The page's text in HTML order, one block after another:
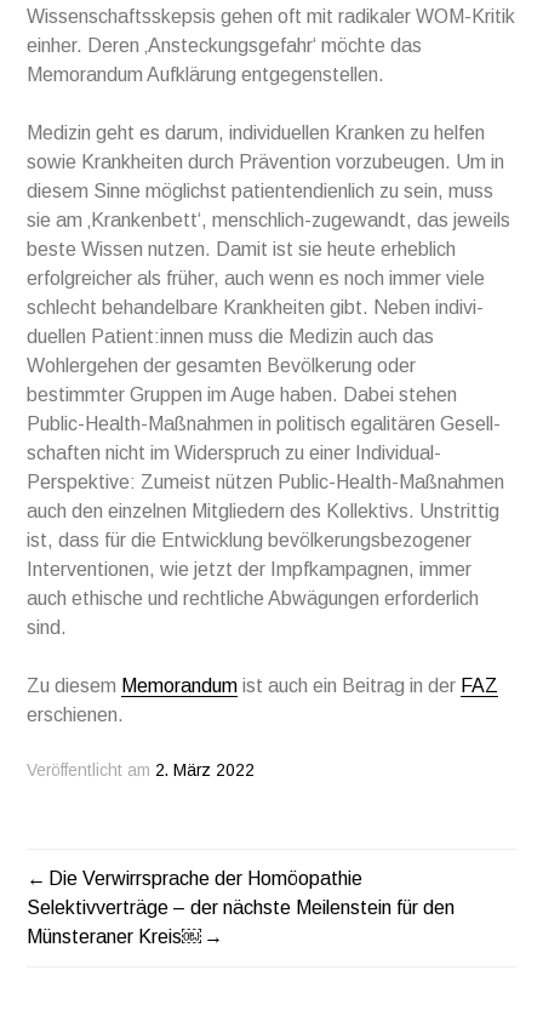
Wissenschaftsskepsis gehen oft mit radikaler WOM-Kritik
einher. Deren ‚Ansteckungs­gefahr‘ möchte das
Memorandum Aufklärung entgegen­stellen.
Medizin geht es darum, individuellen Kranken zu helfen
sowie Krank­heiten durch Prä­ven­tion vorzu­beugen. Um in
diesem Sinne möglichst patienten­dienlich zu sein, muss
sie am ‚Kranken­bett‘, menschlich-zugewandt, das jeweils
beste Wissen nutzen. Damit ist sie heute erheblich
erfolgreicher als früher, auch wenn es noch immer viele
schlecht behandelbare Krankheiten gibt. Neben indivi­
duellen Patient:innen muss die Medizin auch das
Wohlergehen der gesamten Bevöl­kerung oder
bestimmter Gruppen im Auge haben. Dabei stehen
Public-Health-Maßnahmen in politisch egalitären Gesell­
schaften nicht im Widerspruch zu einer Individual-
Perspektive: Zumeist nützen Public-Health-Maßnah­men
auch den einzelnen Mitgliedern des Kollektivs. Unstrittig
ist, dass für die Entwick­lung bevölkerungsbezogener
Interventionen, wie jetzt der Impfkampagnen, immer
auch ethische und rechtliche Abwägungen erforderlich
sind.
Zu diesem Memorandum ist auch ein Beitrag in der FAZ
erschienen.
Veröffentlicht am 2. März 2022
BEITRAGSNAVIGATION
Die Verwirrsprache der Homöopathie
Selektivverträge – der nächste Meilenstein für den
Münsteraner Kreis￼